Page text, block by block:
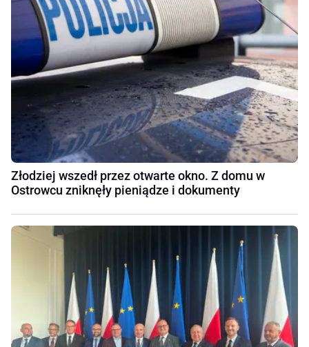
Złodziej wszedł przez otwarte okno. Z domu w
Ostrowcu zniknęły pieniądze i dokumenty